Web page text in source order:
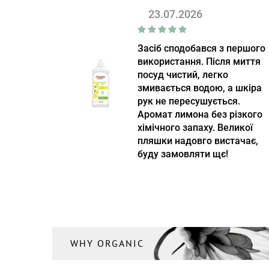
Жидкая подводка(3)
Заварники для чая(10)
Закуски
Здоровье мочевыводящих
путей и почек(1)
Зубные пасты/Зубные
щетки/Гигиена рта(124)
Игристое вино(10)
Историческая проза(1)
23.07.2026
Засіб сподобався з першого
використання. Після миття
посуд чистий, легко
змивається водою, а шкіра
рук не пересушується.
Аромат лимона без різкого
хімічного запаху. Великої
пляшки надовго вистачає,
буду замовляти щє!
WHY ORGANIC